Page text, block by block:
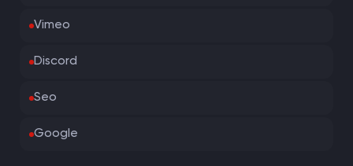
Vimeo
Discord
Seo
Google